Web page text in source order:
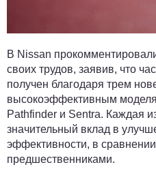
В Nissan
своих трудов, заявив, что
получен благодаря трем
высокоэффективным
Pathfinder и Sentra. Каждая
значительный вклад в
эффективности, в
предшественниками.